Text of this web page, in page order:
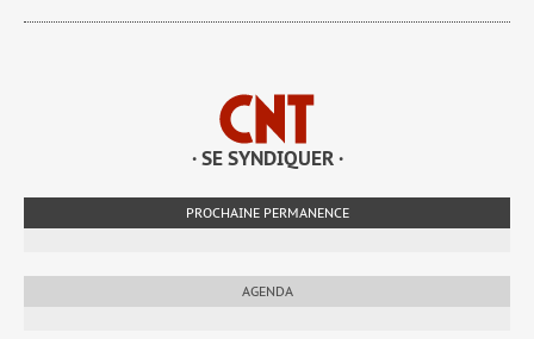
· SE SYNDIQUER ·
PROCHAINE PERMANENCE
AGENDA